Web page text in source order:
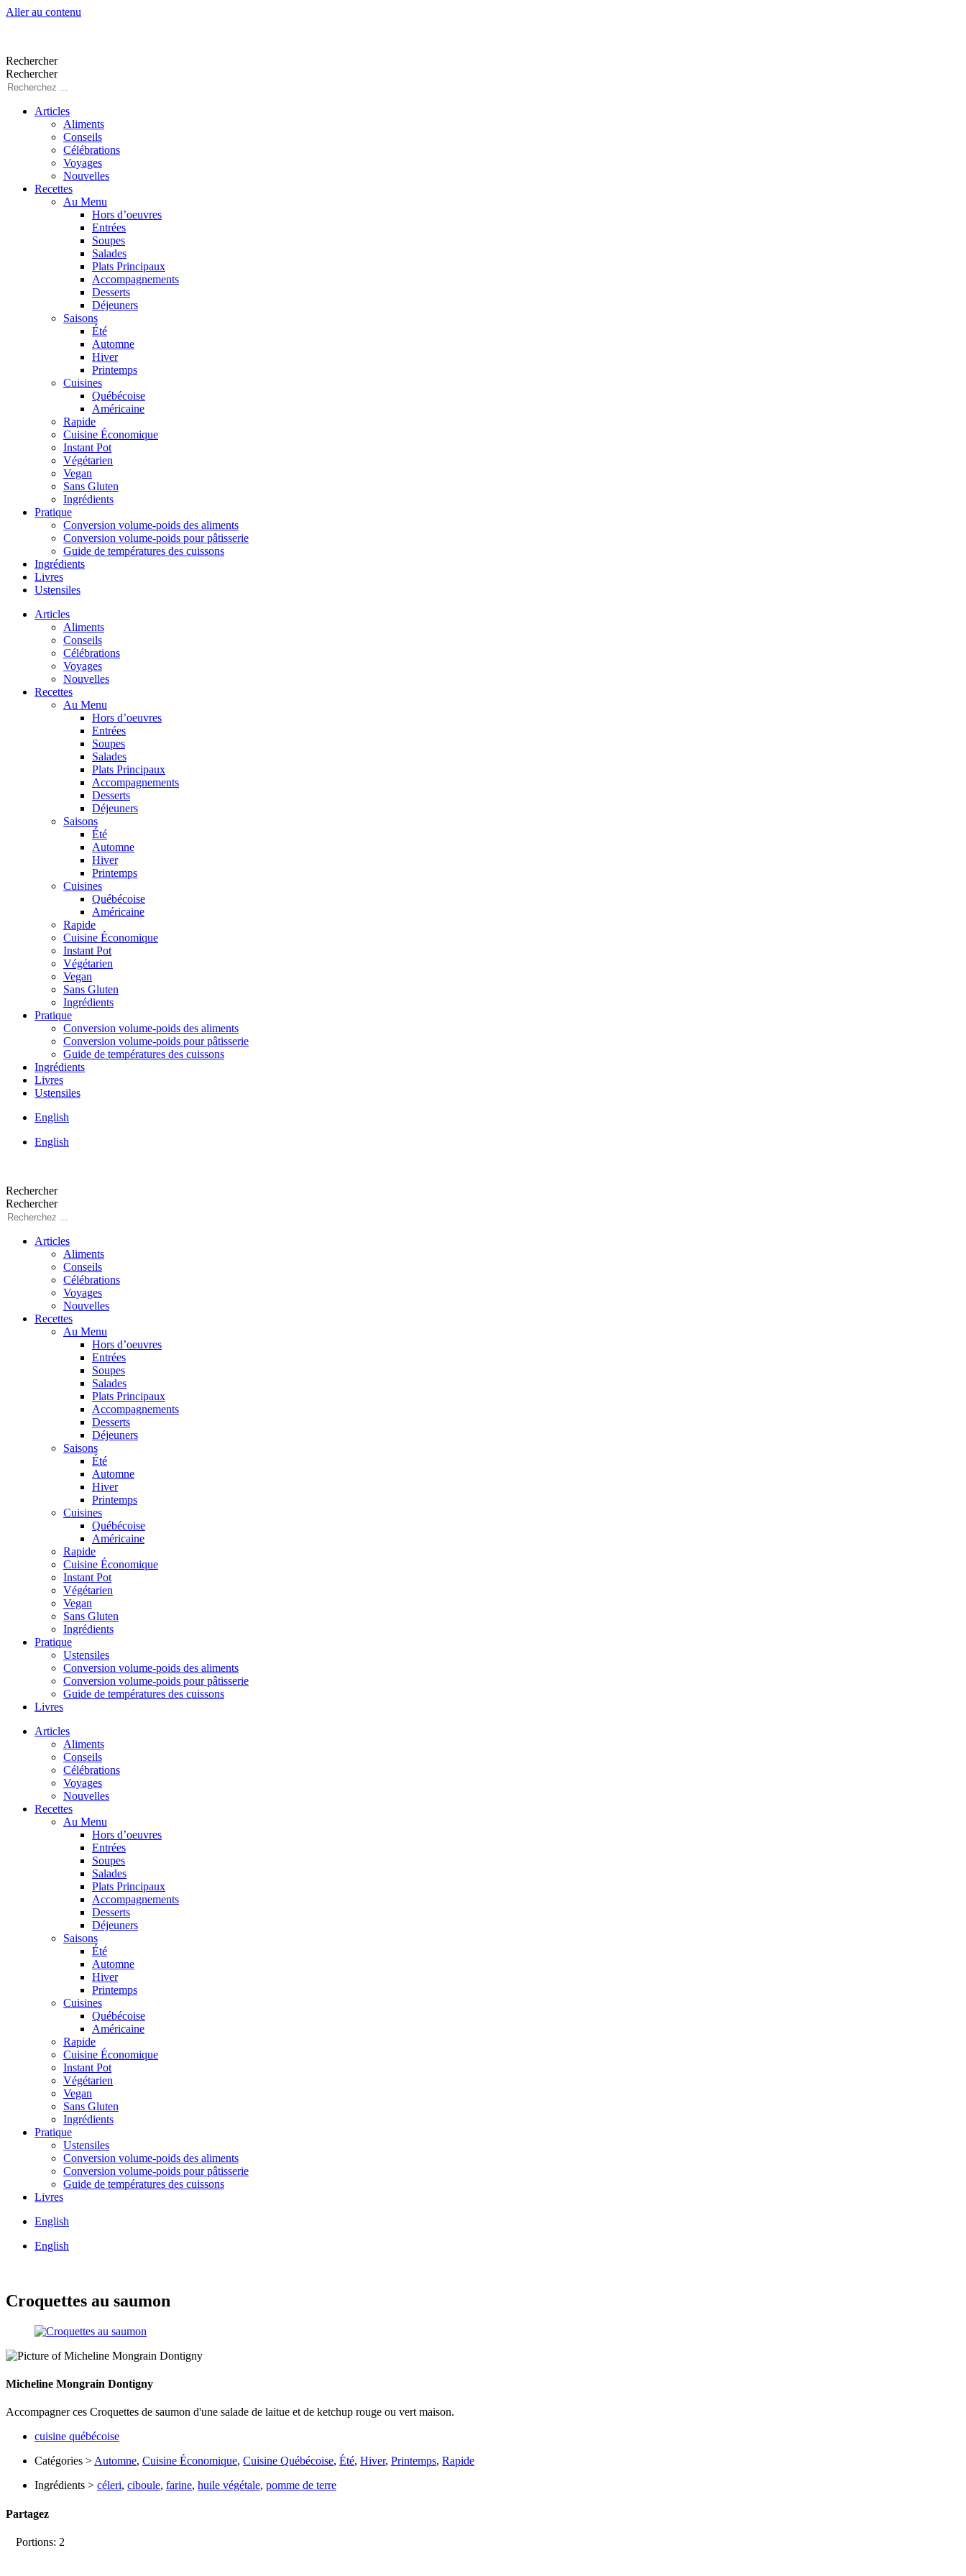
Aller au contenu
Rechercher
Rechercher
Articles
Aliments
Conseils
Célébrations
Voyages
Nouvelles
Recettes
Au Menu
Hors d’oeuvres
Entrées
Soupes
Salades
Plats Principaux
Accompagnements
Desserts
Déjeuners
Saisons
Été
Automne
Hiver
Printemps
Cuisines
Québécoise
Américaine
Rapide
Cuisine Économique
Instant Pot
Végétarien
Vegan
Sans Gluten
Ingrédients
Pratique
Conversion volume-poids des aliments
Conversion volume-poids pour pâtisserie
Guide de températures des cuissons
Ingrédients
Livres
Ustensiles
Articles
Aliments
Conseils
Célébrations
Voyages
Nouvelles
Recettes
Au Menu
Hors d’oeuvres
Entrées
Soupes
Salades
Plats Principaux
Accompagnements
Desserts
Déjeuners
Saisons
Été
Automne
Hiver
Printemps
Cuisines
Québécoise
Américaine
Rapide
Cuisine Économique
Instant Pot
Végétarien
Vegan
Sans Gluten
Ingrédients
Pratique
Conversion volume-poids des aliments
Conversion volume-poids pour pâtisserie
Guide de températures des cuissons
Ingrédients
Livres
Ustensiles
English
English
Rechercher
Rechercher
Articles
Aliments
Conseils
Célébrations
Voyages
Nouvelles
Recettes
Au Menu
Hors d’oeuvres
Entrées
Soupes
Salades
Plats Principaux
Accompagnements
Desserts
Déjeuners
Saisons
Été
Automne
Hiver
Printemps
Cuisines
Québécoise
Américaine
Rapide
Cuisine Économique
Instant Pot
Végétarien
Vegan
Sans Gluten
Ingrédients
Pratique
Ustensiles
Conversion volume-poids des aliments
Conversion volume-poids pour pâtisserie
Guide de températures des cuissons
Livres
Articles
Aliments
Conseils
Célébrations
Voyages
Nouvelles
Recettes
Au Menu
Hors d’oeuvres
Entrées
Soupes
Salades
Plats Principaux
Accompagnements
Desserts
Déjeuners
Saisons
Été
Automne
Hiver
Printemps
Cuisines
Québécoise
Américaine
Rapide
Cuisine Économique
Instant Pot
Végétarien
Vegan
Sans Gluten
Ingrédients
Pratique
Ustensiles
Conversion volume-poids des aliments
Conversion volume-poids pour pâtisserie
Guide de températures des cuissons
Livres
English
English
Croquettes au saumon
Micheline Mongrain Dontigny
Accompagner ces Croquettes de saumon d'une salade de laitue et de ketchup rouge ou vert maison.
cuisine québécoise
Catégories > Automne, Cuisine Économique, Cuisine Québécoise, Été, Hiver, Printemps, Rapide
Ingrédients > céleri, ciboule, farine, huile végétale, pomme de terre
Partagez
Portions: 2